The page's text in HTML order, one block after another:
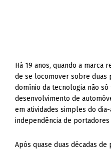
Há 19 anos, quando a marca
de se locomover sobre duas
domínio da tecnologia não só
desenvolvimento de
em atividades simples do
independência de
Após quase duas décadas